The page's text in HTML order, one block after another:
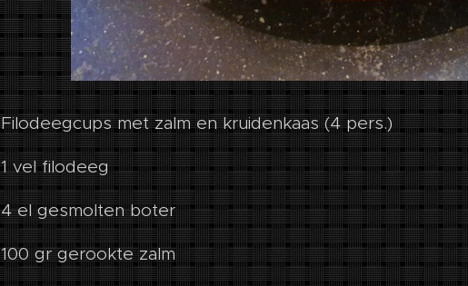
Filodeegcups met zalm en kruidenkaas (4 pers.)
1 vel filodeeg
4 el gesmolten boter
100 gr gerookte zalm